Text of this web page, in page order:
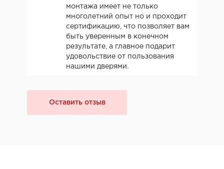
монтажа имеет не только
многолетний опыт но и проходит
сертификацию, что позволяет вам
быть уверенным в конечном
результате, а главное подарит
удовольствие от пользования
нашими дверями.
Оставить отзыв